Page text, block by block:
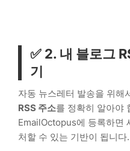
✅ 2. 내 블로그
기
자동 뉴스레터 발송을 위해
RSS 주소를 정확히 알아야
EmailOctopus에 등록하면
처할 수 있는 기반이 됩니다.